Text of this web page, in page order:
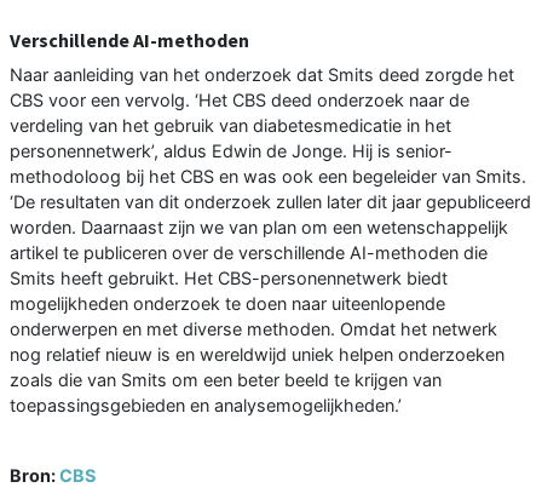
Verschillende AI-methoden
Naar aanleiding van het onderzoek dat Smits deed zorgde het
CBS voor een vervolg. ‘Het CBS deed onderzoek naar de
verdeling van het gebruik van diabetesmedicatie in het
personennetwerk’, aldus Edwin de Jonge. Hij is senior-
methodoloog bij het CBS en was ook een begeleider van Smits.
‘De resultaten van dit onderzoek zullen later dit jaar gepubliceerd
worden. Daarnaast zijn we van plan om een wetenschappelijk
artikel te publiceren over de verschillende AI-methoden die
Smits heeft gebruikt. Het CBS-personennetwerk biedt
mogelijkheden onderzoek te doen naar uiteenlopende
onderwerpen en met diverse methoden. Omdat het netwerk
nog relatief nieuw is en wereldwijd uniek helpen onderzoeken
zoals die van Smits om een beter beeld te krijgen van
toepassingsgebieden en analysemogelijkheden.’
Bron:CBS